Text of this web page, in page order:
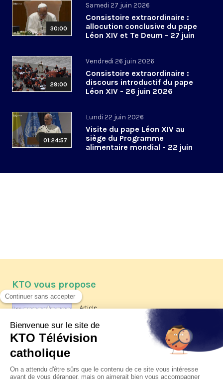
30:00
Samedi 27 juin 2026
Consistoire extraordinaire :
allocution conclusive du pape
Léon XIV et Te Deum - 27 juin
29:00
Vendredi 26 juin 2026
Consistoire extraordinaire :
discours introductif du pape
Léon XIV - 26 juin 2026
01:24:57
Lundi 22 juin 2026
Visite du pape Léon XIV au
siège du Programme
alimentaire mondial - 22 juin
KTO vous propose
Article
Les reportages d'été 2026 de KTO
La visite pastorale du pape Léon
XIV à Assise à suivre sur KTO le